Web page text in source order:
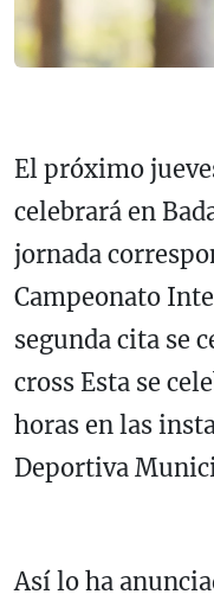
El próximo
celebrará en
jornada
Campeonato
segunda cita se
cross Esta se
horas en las
Deportiva
Así lo ha